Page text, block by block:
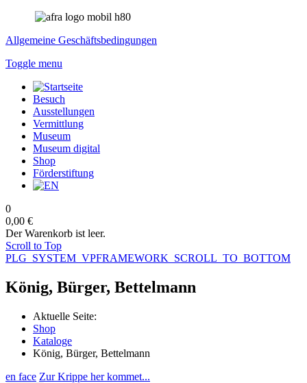
Allgemeine Geschäftsbedingungen
Toggle menu
Besuch
Ausstellungen
Vermittlung
Museum
Museum digital
Shop
Förderstiftung
0
0,00 €
Der Warenkorb ist leer.
Scroll to Top
PLG_SYSTEM_VPFRAMEWORK_SCROLL_TO_BOTTOM
König, Bürger, Bettelmann
Aktuelle Seite:
Shop
Kataloge
König, Bürger, Bettelmann
en face Zur Krippe her kommet...